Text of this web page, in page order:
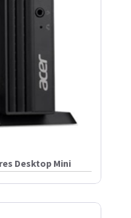
Desktop Mini